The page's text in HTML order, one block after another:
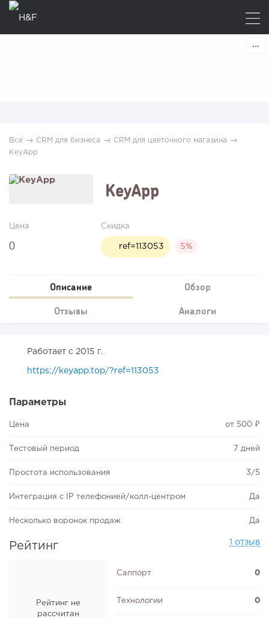
Все → CRM для бизнеса → CRM для цветочного магазина →
KeyApp
KeyApp
Скидка
ref=113053 5%
Цена
0
Описание Обзор
Отзывы Аналоги
Работает с 2015 г.
https://keyapp.top/?ref=113053
Параметры
Цена от 500 ₽
Тестовый период 7 дней
Простота использования 3/5
Интеграция с IP телефонией/колл-центром Да
Несколько воронок продаж Да
Рейтинг 1 отзыв
Рейтинг не
рассчитан
Саппорт 0
Технологии 0